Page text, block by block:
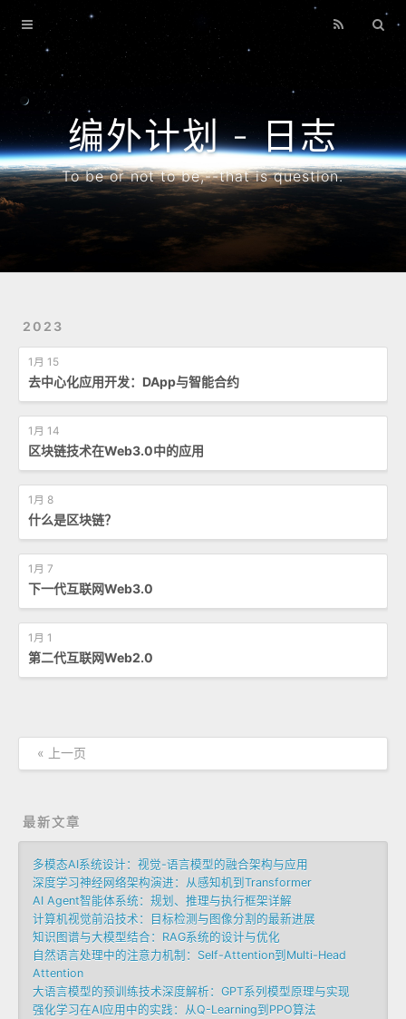
编外计划 - 日志
To be or not to be,--that is question.
2023
1月 15
去中心化应用开发：DApp与智能合约
1月 14
区块链技术在Web3.0中的应用
1月 8
什么是区块链？
1月 7
下一代互联网Web3.0
1月 1
第二代互联网Web2.0
« 上一页
最新文章
多模态AI系统设计：视觉-语言模型的融合架构与应用
深度学习神经网络架构演进：从感知机到Transformer
AI Agent智能体系统：规划、推理与执行框架详解
计算机视觉前沿技术：目标检测与图像分割的最新进展
知识图谱与大模型结合：RAG系统的设计与优化
自然语言处理中的注意力机制：Self-Attention到Multi-Head
Attention
大语言模型的预训练技术深度解析：GPT系列模型原理与实现
强化学习在AI应用中的实践：从Q-Learning到PPO算法
首页
专题
归档